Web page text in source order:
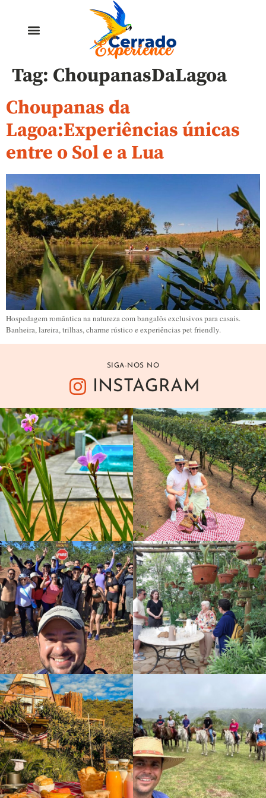
Tag: ChoupanasDaLagoa
Choupanas da
Lagoa:Experiências únicas
entre o Sol e a Lua
Hospedagem romântica na natureza com bangalôs exclusivos para casais.
Banheira, lareira, trilhas, charme rústico e experiências pet friendly.
SIGA-NOS NO
INSTAGRAM